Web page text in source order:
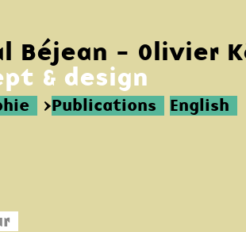
Béjean - Olivier
& design
>Publications English